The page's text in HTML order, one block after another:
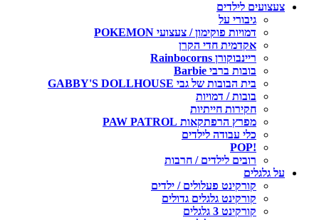
צעצועים לילדים
גיבורי על
דמויות פוקימון / צעצועי POKEMON
אקדמית חדי הקרן
ריינבוקורן Rainbocorns
בובות ברבי Barbie
בית הבובות של גבי GABBY'S DOLLHOUSE
בובות / דמויות
חקירות חייתיות
מפרץ הרפתקאות PAW PATROL
כלי עבודה לילדים
!POP
רובים לילדים / חרבות
על גלגלים
קורקינט פעלולים / ילדים
קורקינט גלגלים גדולים
קורקינט 3 גלגלים